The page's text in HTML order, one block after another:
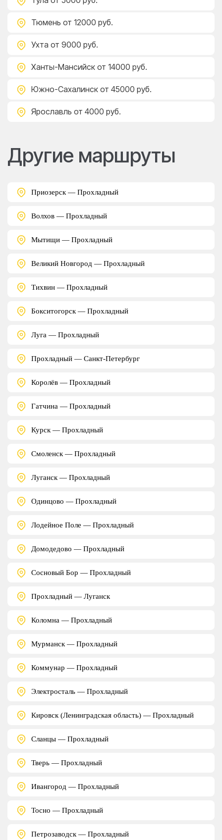
Тюмень от 12000 руб.
Ухта от 9000 руб.
Ханты-Мансийск от 14000 руб.
Южно-Сахалинск от 45000 руб.
Ярославль от 4000 руб.
Другие маршруты
Приозерск — Прохладный
Волхов — Прохладный
Мытищи — Прохладный
Великий Новгород — Прохладный
Тихвин — Прохладный
Бокситогорск — Прохладный
Луга — Прохладный
Прохладный — Санкт-Петербург
Королёв — Прохладный
Гатчина — Прохладный
Курск — Прохладный
Смоленск — Прохладный
Луганск — Прохладный
Одинцово — Прохладный
Лодейное Поле — Прохладный
Домодедово — Прохладный
Сосновый Бор — Прохладный
Прохладный — Луганск
Коломна — Прохладный
Мурманск — Прохладный
Коммунар — Прохладный
Электросталь — Прохладный
Кировск (Ленинградская область) — Прохладный
Сланцы — Прохладный
Тверь — Прохладный
Ивангород — Прохладный
Тосно — Прохладный
Петрозаводск — Прохладный